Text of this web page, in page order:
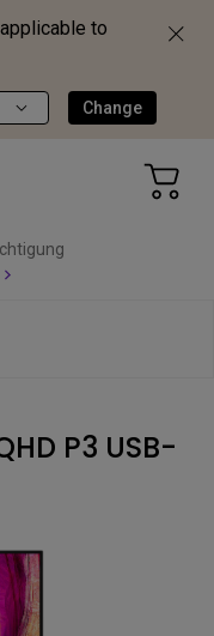
to
Change
P3 USB-